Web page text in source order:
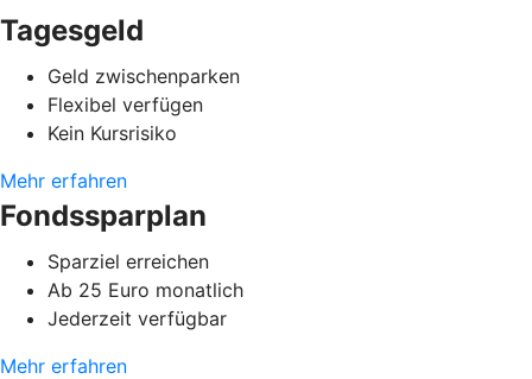
Tagesgeld
Geld zwischenparken
Flexibel verfügen
Kein Kursrisiko
Mehr erfahren
Fondssparplan
Sparziel erreichen
Ab 25 Euro monatlich
Jederzeit verfügbar
Mehr erfahren